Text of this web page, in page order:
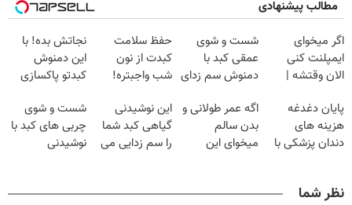
مطالب پیشنهادی
اگر میخوای
ایمپلنت کنی
الان وقتشه |
میلیون تومان!!!
شست و شوی
عمقی کبد با
دمنوش سم زدای
حفظ سلامت
کبدت از نون
شب واجبتره!
نجاتش بده! با
این دمنوش
کبدتو پاکسازی
مرجوعی
پایان دغدغه
هزینه های
دندان پزشکی با
اگه عمر طولانی و
بدن سالم
میخوای این
این نوشیدنی
گیاهی کبد شما
را سم زدایی می
شست و شوی
چربی های کبد با
نوشیدنی
نظر شما